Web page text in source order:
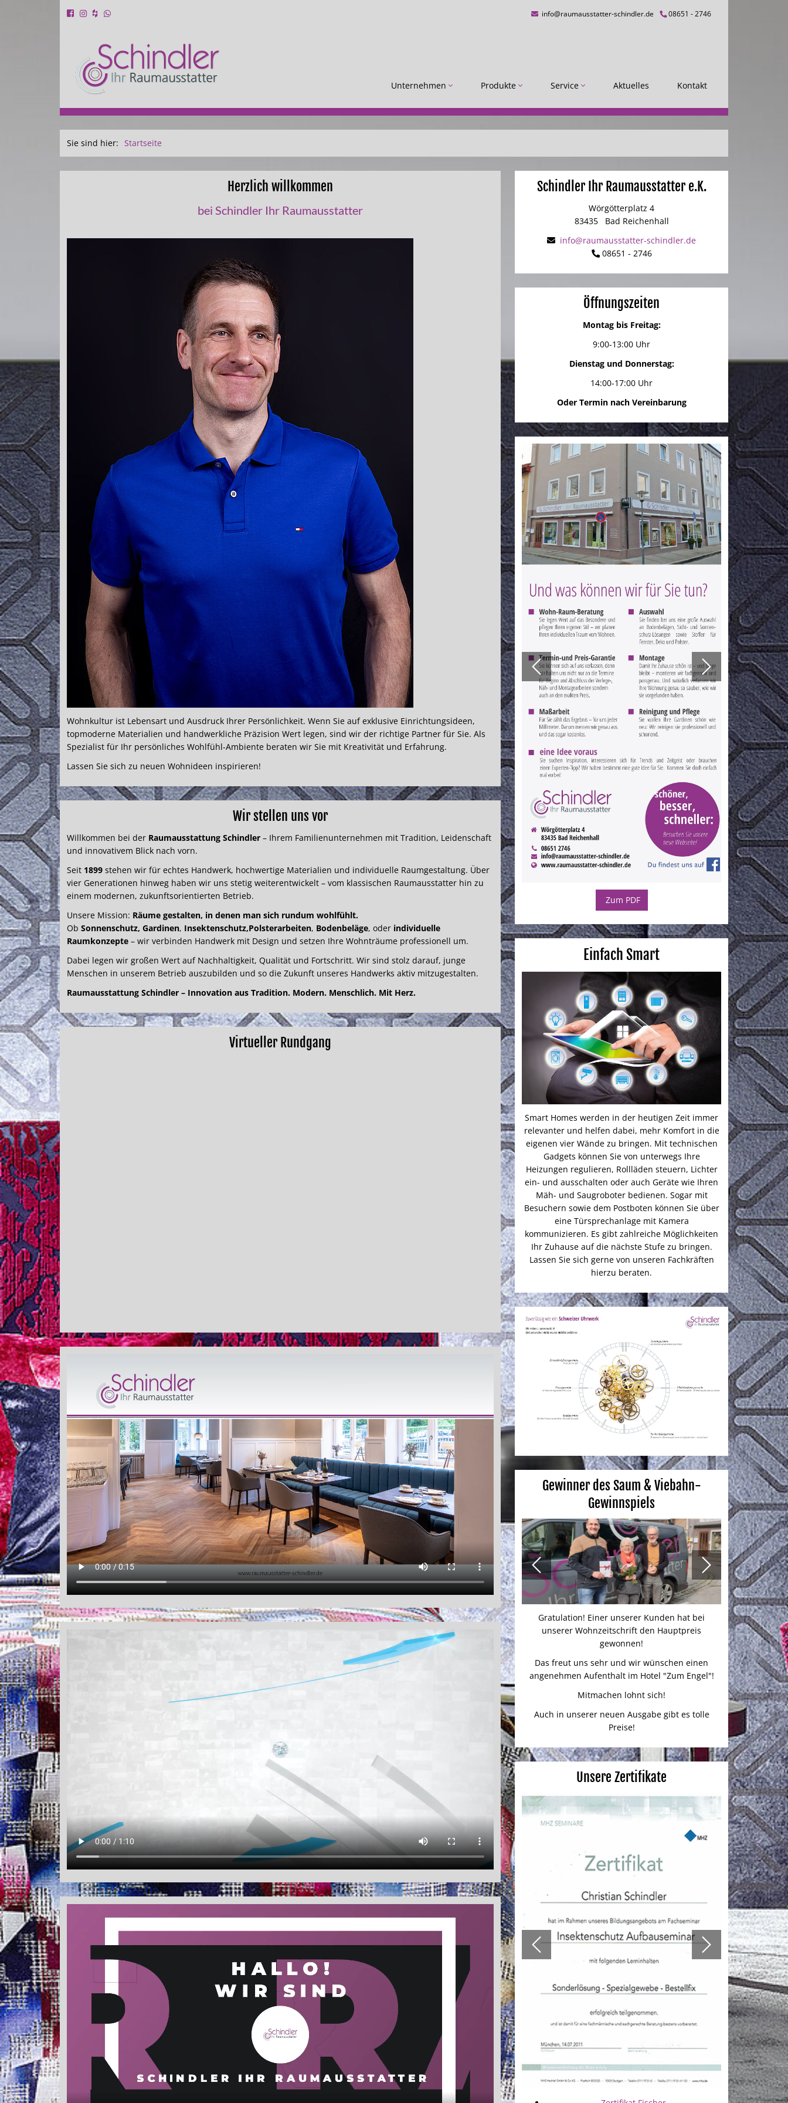
info@raumausstatter-schindler.de 08651 - 2746
Unternehmen Produkte Service Aktuelles Kontakt
Sie sind hier: Startseite
Herzlich willkommen
bei Schindler Ihr Raumausstatter
Wohnkultur ist Lebensart und Ausdruck Ihrer Persönlichkeit. Wenn Sie auf exklusive Einrichtungsideen,
topmoderne Materialien und handwerkliche Präzision Wert legen, sind wir der richtige Partner für Sie. Als
Spezialist für Ihr persönliches Wohlfühl-Ambiente beraten wir Sie mit Kreativität und Erfahrung.
Lassen Sie sich zu neuen Wohnideen inspirieren!
Wir stellen uns vor
Willkommen bei der Raumausstattung Schindler – Ihrem Familienunternehmen mit Tradition, Leidenschaft
und innovativem Blick nach vorn.
Seit 1899 stehen wir für echtes Handwerk, hochwertige Materialien und individuelle Raumgestaltung. Über
vier Generationen hinweg haben wir uns stetig weiterentwickelt – vom klassischen Raumausstatter hin zu
einem modernen, zukunftsorientierten Betrieb.
Unsere Mission: Räume gestalten, in denen man sich rundum wohlfühlt.
Ob Sonnenschutz, Gardinen, Insektenschutz,Polsterarbeiten, Bodenbeläge, oder individuelle
Raumkonzepte – wir verbinden Handwerk mit Design und setzen Ihre Wohnträume professionell um.
Dabei legen wir großen Wert auf Nachhaltigkeit, Qualität und Fortschritt. Wir sind stolz darauf, junge
Menschen in unserem Betrieb auszubilden und so die Zukunft unseres Handwerks aktiv mitzugestalten.
Raumausstattung Schindler – Innovation aus Tradition. Modern. Menschlich. Mit Herz.
Virtueller Rundgang
Schindler Ihr Raumausstatter e.K.
Wörgötterplatz 4
83435
Bad Reichenhall
info@raumausstatter-schindler.de
08651 - 2746
Öffnungszeiten
Montag bis Freitag:
9:00-13:00 Uhr
Dienstag und Donnerstag:
14:00-17:00 Uhr
Oder Termin nach Vereinbarung
Zum PDF
Einfach Smart
Smart Homes werden in der heutigen Zeit immer
relevanter und helfen dabei, mehr Komfort in die
eigenen vier Wände zu bringen. Mit technischen
Gadgets können Sie von unterwegs Ihre
Heizungen regulieren, Rollläden steuern, Lichter
ein- und ausschalten oder auch Geräte wie Ihren
Mäh- und Saugroboter bedienen. Sogar mit
Besuchern sowie dem Postboten können Sie über
eine Türsprechanlage mit Kamera
kommunizieren. Es gibt zahlreiche Möglichkeiten
Ihr Zuhause auf die nächste Stufe zu bringen.
Lassen Sie sich gerne von unseren Fachkräften
hierzu beraten.
Gewinner des Saum & Viebahn-
Gewinnspiels
Gratulation! Einer unserer Kunden hat bei
unserer Wohnzeitschrift den Hauptpreis
gewonnen!
Das freut uns sehr und wir wünschen einen
angenehmen Aufenthalt im Hotel "Zum Engel"!
Mitmachen lohnt sich!
Auch in unserer neuen Ausgabe gibt es tolle
Preise!
Unsere Zertifikate